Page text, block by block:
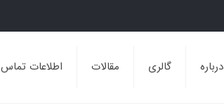
درباره گالری مقالات اطلاعات تماس